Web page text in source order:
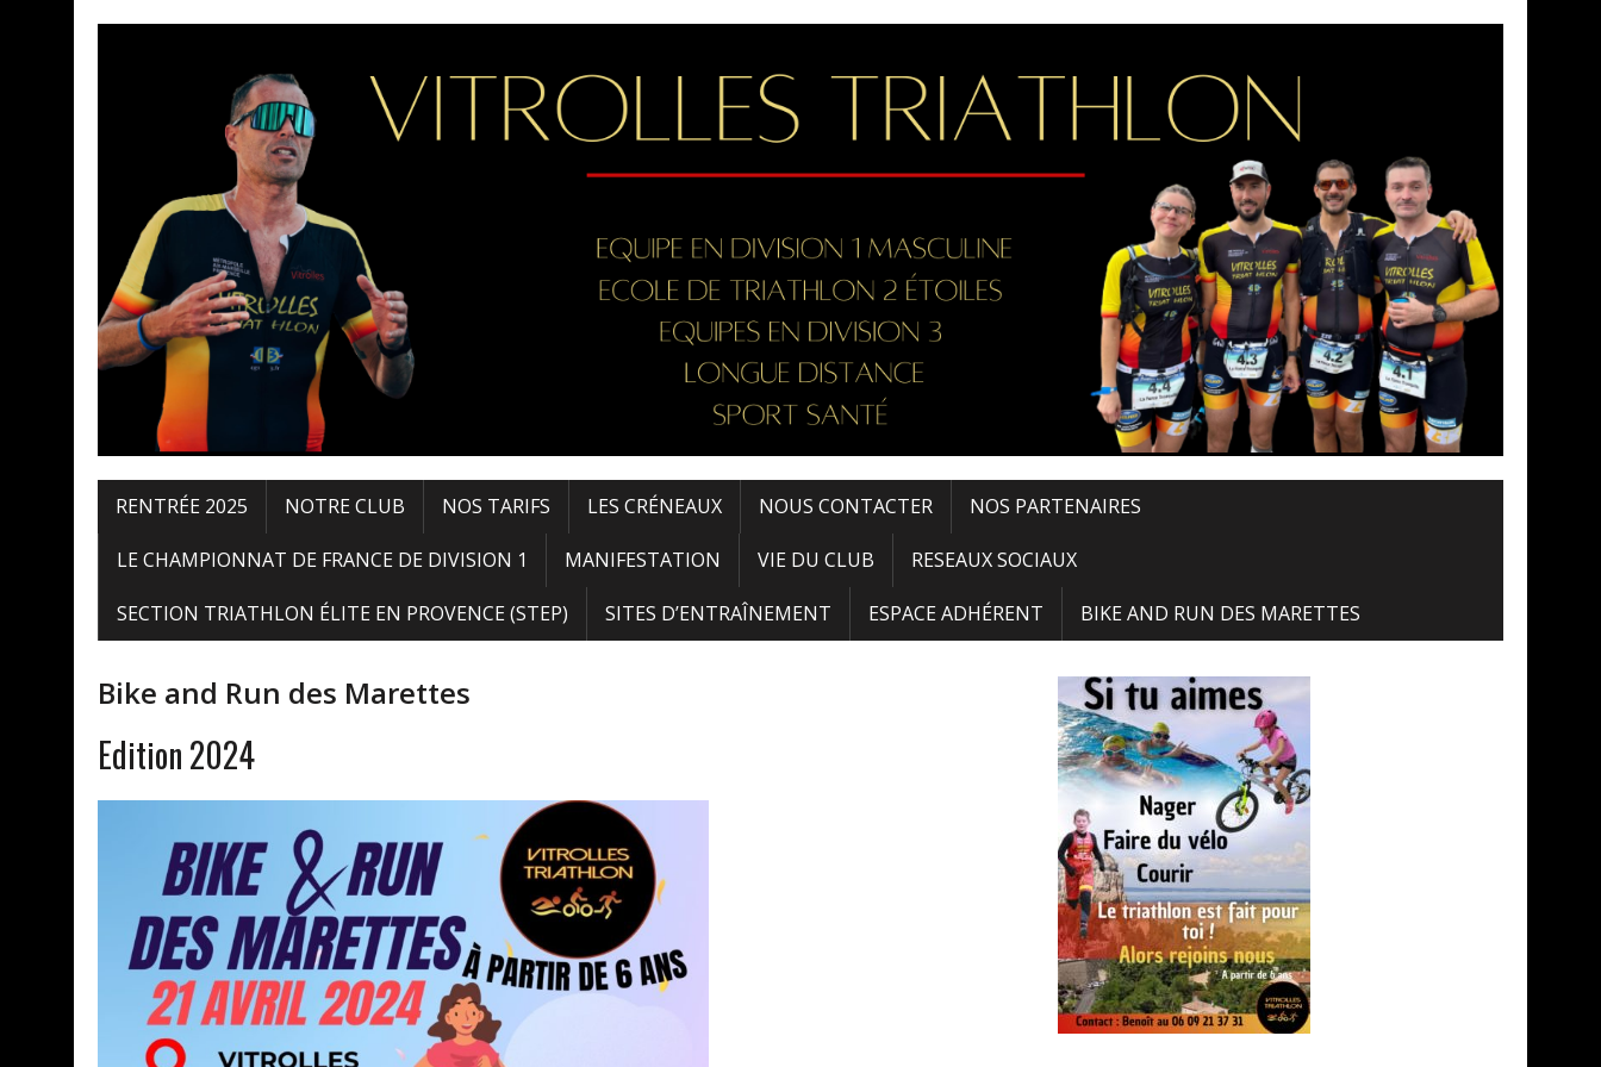
RENTRÉE 2025 NOTRE CLUB NOS TARIFS LES CRÉNEAUX NOUS CONTACTER NOS PARTENAIRES
LE CHAMPIONNAT DE FRANCE DE DIVISION 1 MANIFESTATION VIE DU CLUB RESEAUX SOCIAUX
SECTION TRIATHLON ÉLITE EN PROVENCE (STEP) SITES D’ENTRAÎNEMENT ESPACE ADHÉRENT BIKE AND RUN DES MARETTES
Bike and Run des Marettes
Edition 2024